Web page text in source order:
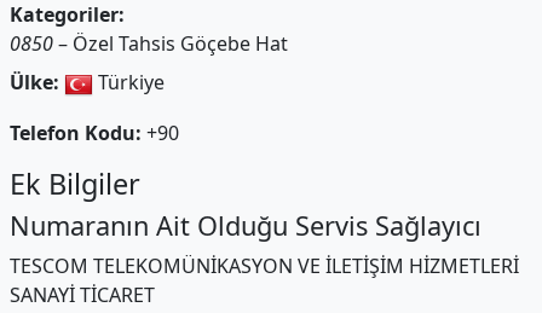
Kategoriler:
0850– Özel Tahsis Göçebe Hat
Ülke:
Türkiye
Telefon Kodu: +90
Ek Bilgiler
Numaranın Ait Olduğu Servis Sağlayıcı
TESCOM TELEKOMÜNİKASYON VE İLETİŞİM HİZMETLERİ
SANAYİ TİCARET